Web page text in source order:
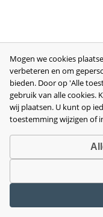
voorwaarden
Mogen we cookies
verbeteren en om
bieden. Door op 'Alle
gebruik van alle cookies.
wij plaatsen. U kunt op
toestemming wijzigen of